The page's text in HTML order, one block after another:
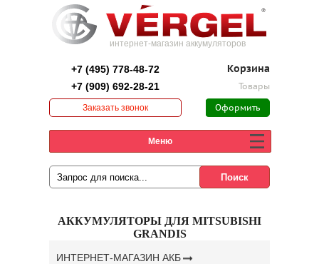
интернет-магазин аккумуляторов
+7 (495) 778-48-72
+7 (909) 692-28-21
Заказать звонок
Корзина
Товары
Оформить
Меню
АККУМУЛЯТОРЫ ДЛЯ MITSUBISHI
GRANDIS
ИНТЕРНЕТ-МАГАЗИН АКБ